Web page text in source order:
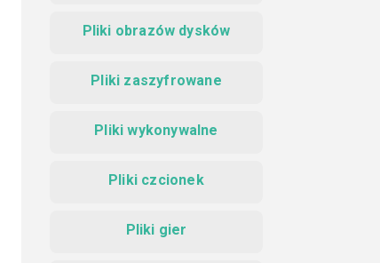
Pliki obrazów dysków
Pliki zaszyfrowane
Pliki wykonywalne
Pliki czcionek
Pliki gier